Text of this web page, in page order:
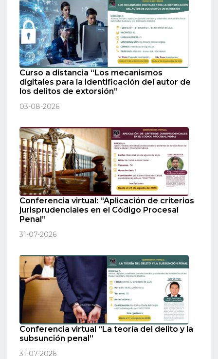
Curso a distancia “Los mecanismos
digitales para la identificación del autor de
los delitos de extorsión”
03-08-2026
Conferencia virtual: “Aplicación de criterios
jurisprudenciales en el Código Procesal
Penal”
31-07-2026
Conferencia virtual “La teoría del delito y la
subsunción penal”
31-07-2026